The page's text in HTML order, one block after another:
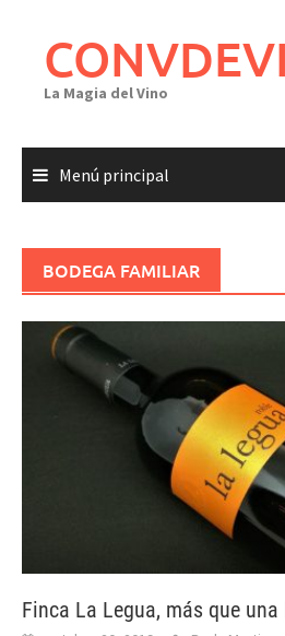
contenido
La Magia del Vino
Menú principal
BODEGA FAMILIAR
Finca La Legua, más que una